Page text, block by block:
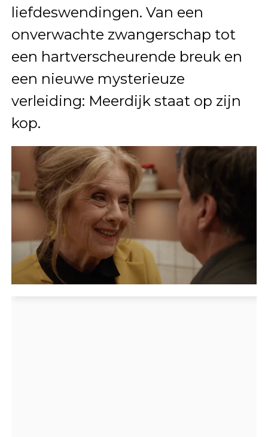
liefdeswendingen. Van een
onverwachte zwangerschap tot
een hartverscheurende breuk en
een nieuwe mysterieuze
verleiding: Meerdijk staat op zijn
kop.